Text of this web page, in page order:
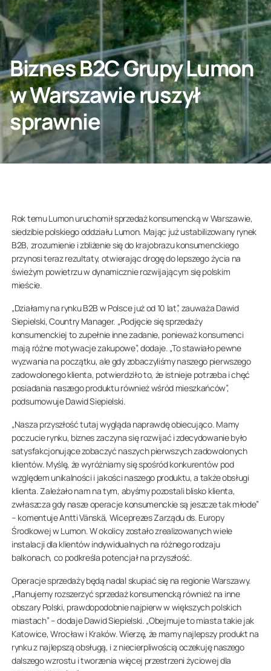
Klient indywidualny
O nas
SKONTAKTUJ SIĘ Z NAMI
Biznes B2C Grupy Lumon
w Warszawie ruszył
sprawnie
Rok temu Lumon uruchomił sprzedaż konsumencką w Warszawie,
siedzibie polskiego oddziału Lumon. Mając już ustabilizowany rynek
B2B, zrozumienie i zbliżenie się do krajobrazu konsumenckiego
przynosi teraz rezultaty, otwierając drogę do lepszego życia na
świeżym powietrzu w dynamicznie rozwijającym się polskim
mieście.
„Działamy na rynku B2B w Polsce już od 10 lat”, zauważa Dawid
Siepielski, Country Manager. „Podjęcie się sprzedaży
konsumenckiej to zupełnie inne zadanie, ponieważ konsumenci
mają różne motywacje zakupowe”, dodaje. „To stawiało pewne
wyzwania na początku, ale gdy zobaczyliśmy naszego pierwszego
zadowolonego klienta, potwierdziło to, że istnieje potrzeba i chęć
posiadania naszego produktu również wśród mieszkańców”,
podsumowuje Dawid Siepielski.
„Nasza przyszłość tutaj wygląda naprawdę obiecująco. Mamy
poczucie rynku, biznes zaczyna się rozwijać i zdecydowanie było
satysfakcjonujące zobaczyć naszych pierwszych zadowolonych
klientów. Myślę, że wyróżniamy się spośród konkurentów pod
względem unikalności i jakości naszego produktu, a także obsługi
klienta. Zależało nam na tym, abyśmy pozostali blisko klienta,
zwłaszcza gdy nasze operacje konsumenckie są jeszcze tak młode”
– komentuje Antti Vänskä, Wiceprezes Zarządu ds. Europy
Środkowej w Lumon. W okolicy zostało zrealizowanych wiele
instalacji dla klientów indywidualnych na różnego rodzaju
balkonach, co podkreśla potencjał na przyszłość.
Operacje sprzedaży będą nadal skupiać się na regionie Warszawy.
„Planujemy rozszerzyć sprzedaż konsumencką również na inne
obszary Polski, prawdopodobnie najpierw w większych polskich
miastach” – dodaje Dawid Siepielski. „Obejmuje to miasta takie jak
Katowice, Wrocław i Kraków. Wierzę, że mamy najlepszy produkt na
rynku z najlepszą obsługą, i z niecierpliwością oczekuję naszego
dalszego wzrostu i tworzenia więcej przestrzeni życiowej dla